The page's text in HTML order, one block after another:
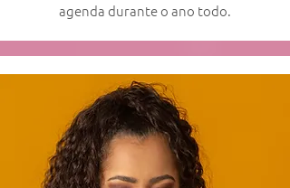
agenda durante o ano todo.